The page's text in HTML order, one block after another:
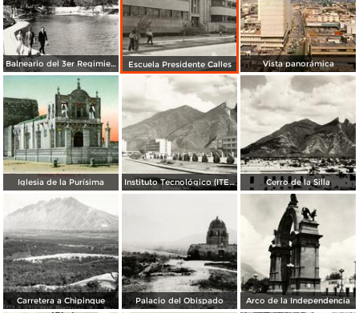
Balneario del 3er Regimiento Escuela Presidente Calles Vista panorámica
Iglesia de la Purísima Instituto Tecnológico (ITESM) Cerro de la Silla
Carretera a Chipinque Palacio del Obispado Arco de la Independencia